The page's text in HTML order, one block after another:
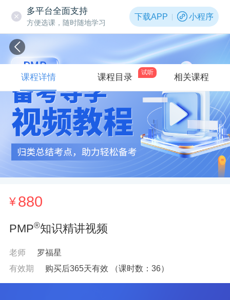
多平台全面支持
方便选课，随时随地学习
下载APP 小程序
¥880
PMP®知识精讲视频
老师
罗福星
有效期
购买后365天有效 （课时数： 36）
课程详情 课程目录
试听
相关课程